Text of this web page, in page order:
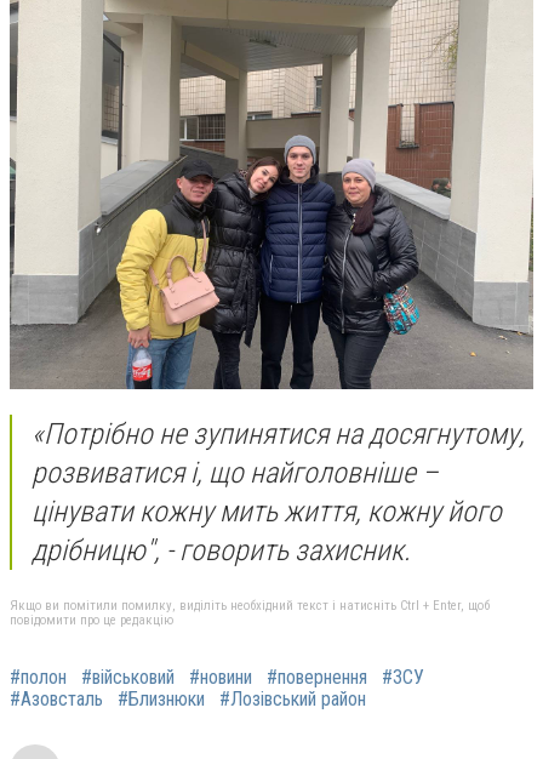
«Потрібно не зупинятися на досягнутому,
розвиватися і, що найголовніше –
цінувати кожну мить життя, кожну його
дрібницю", - говорить захисник.
Якщо ви помітили помилку, виділіть необхідний текст і натисніть Ctrl + Enter, щоб
повідомити про це редакцію
#полон #військовий #новини #повернення
#ЗСУ
#Азовсталь
#Близнюки #Лозівський район